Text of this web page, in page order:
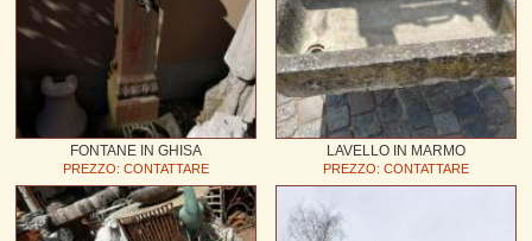
FONTANE IN GHISA
PREZZO: CONTATTARE
LAVELLO IN MARMO
PREZZO: CONTATTARE